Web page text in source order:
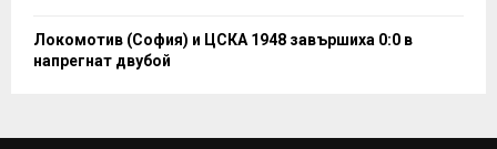
Локомотив (София) и ЦСКА 1948 завършиха 0:0 в
напрегнат двубой